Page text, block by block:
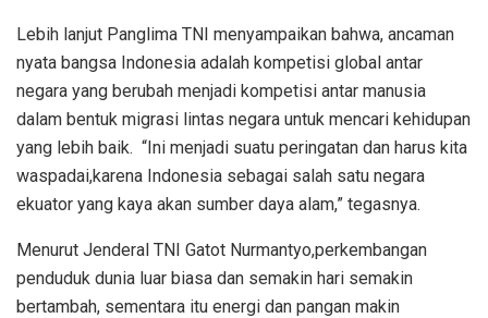
Lebih lanjut Panglima TNI menyampaikan bahwa, ancaman
nyata bangsa Indonesia adalah kompetisi global antar
negara yang berubah menjadi kompetisi antar manusia
dalam bentuk migrasi lintas negara untuk mencari kehidupan
yang lebih baik. “Ini menjadi suatu peringatan dan harus kita
waspadai,karena Indonesia sebagai salah satu negara
ekuator yang kaya akan sumber daya alam,” tegasnya.
Menurut Jenderal TNI Gatot Nurmantyo,perkembangan
penduduk dunia luar biasa dan semakin hari semakin
bertambah, sementara itu energi dan pangan makin